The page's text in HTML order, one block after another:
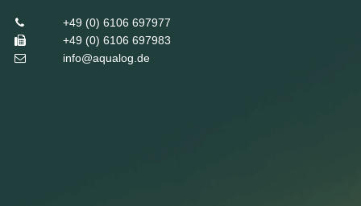
+49 (0) 6106 697977
+49 (0) 6106 697983
info@aqualog.de